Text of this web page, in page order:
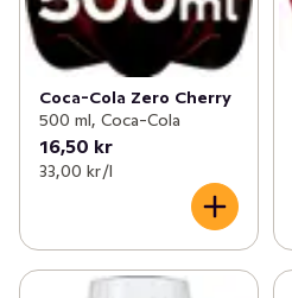
Coca-Cola Zero Cherry
500 ml, Coca-Cola
16,50 kr
33,00 kr /l